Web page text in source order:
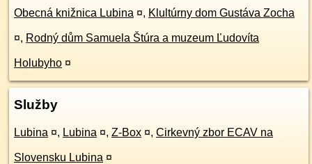
Obecná knižnica Lubina ¤, Klultúrny dom Gustáva Zocha
¤, Rodný dům Samuela Štúra a muzeum Ľudovíta
Holubyho ¤
Služby
Lubina ¤, Lubina ¤, Z-Box ¤, Cirkevný zbor ECAV na
Slovensku Lubina ¤